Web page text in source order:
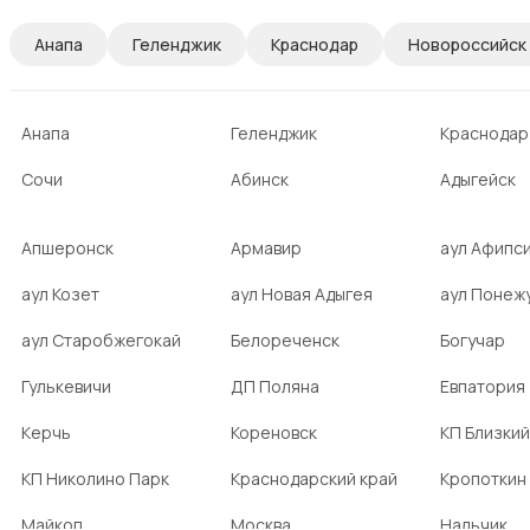
Анапа Геленджик Краснодар Новороссийск
Анапа Геленджик Краснодар
Сочи Абинск Адыгейск
Апшеронск Армавир аул
аул Козет аул Новая Адыгея аул
аул Старобжегокай Белореченск Богучар
Гулькевичи ДП Поляна Евпатория
Керчь Кореновск КП Близкий
КП Николино Парк Краснодарский край Кропоткин
Майкоп Москва Нальчик